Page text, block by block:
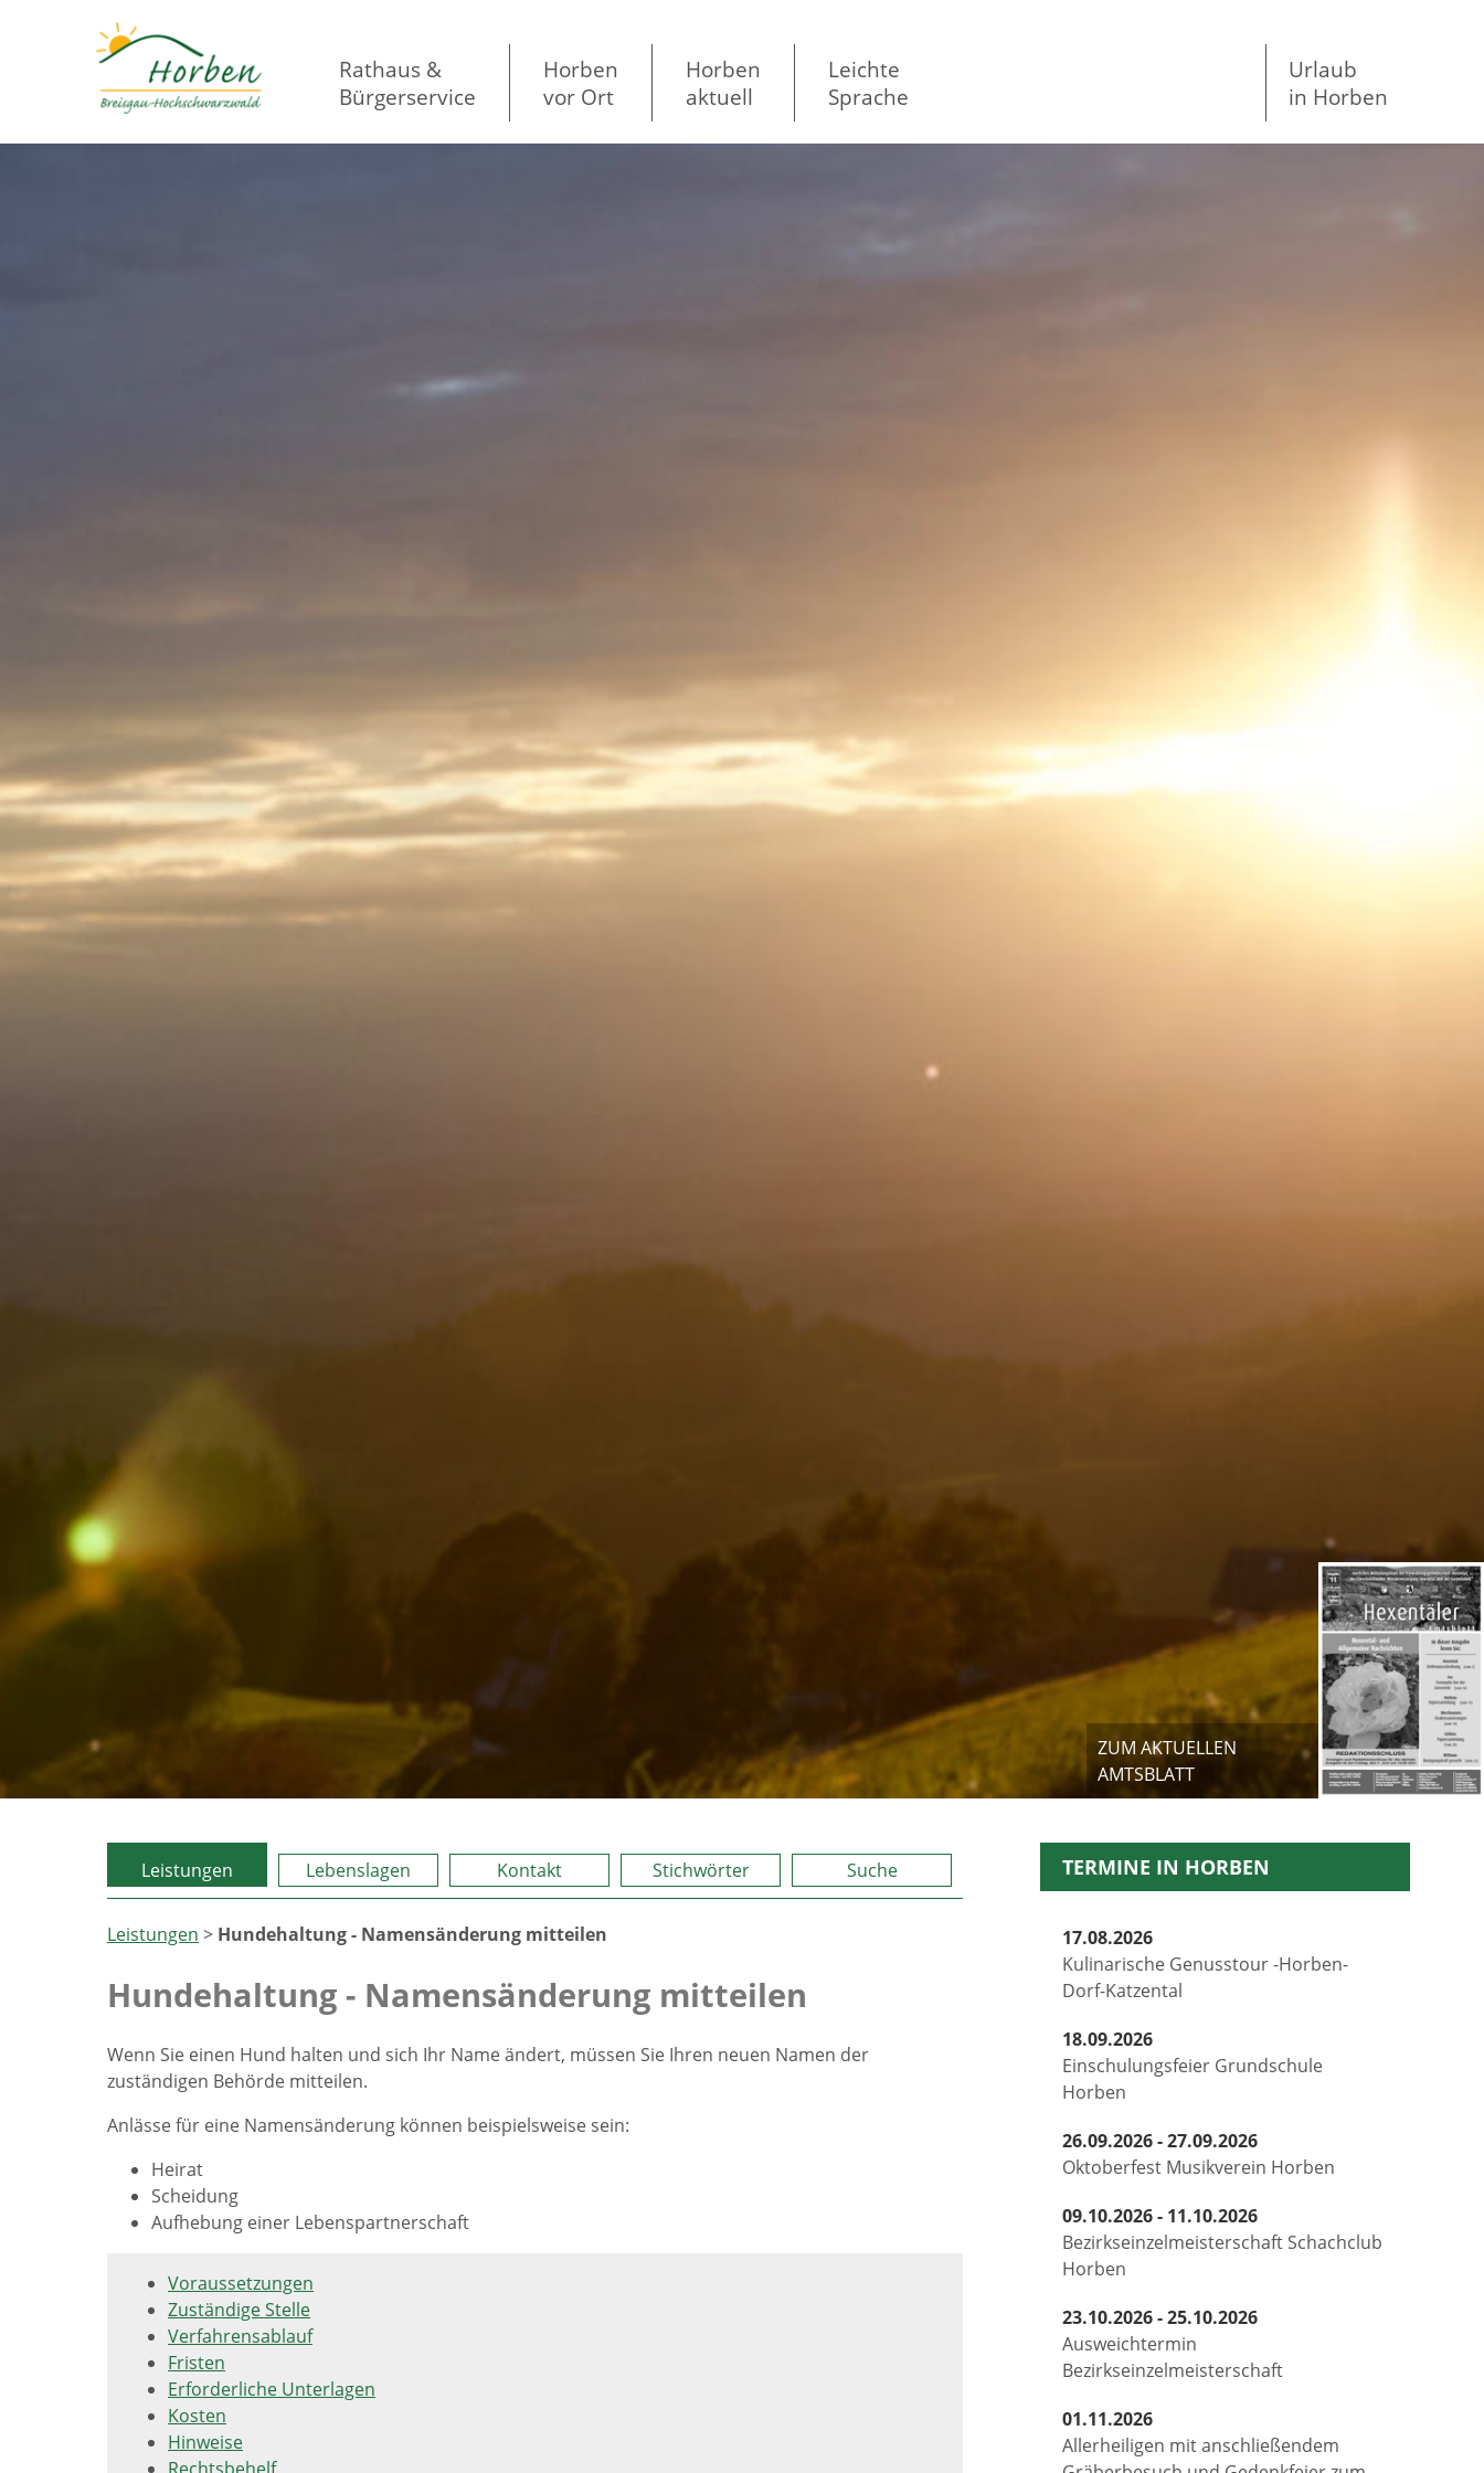
Rathaus &
Bürgerservice
Horben
vor Ort
Horben
aktuell
Leichte
Sprache
Urlaub
in Horben
ZUM AKTUELLEN
AMTSBLATT
Leistungen Lebenslagen Kontakt Stichwörter Suche
Leistungen > Hundehaltung - Namensänderung mitteilen
Hundehaltung - Namensänderung mitteilen
Wenn Sie einen Hund halten und sich Ihr Name ändert, müssen Sie Ihren neuen Namen der
zuständigen Behörde mitteilen.
Anlässe für eine Namensänderung können beispielsweise sein:
Heirat
Scheidung
Aufhebung einer Lebenspartnerschaft
Voraussetzungen
Zuständige Stelle
Verfahrensablauf
Fristen
Erforderliche Unterlagen
Kosten
Hinweise
TERMINE IN HORBEN
17.08.2026
Kulinarische Genusstour -Horben-
Dorf-Katzental
18.09.2026
Einschulungsfeier Grundschule
Horben
26.09.2026 - 27.09.2026
Oktoberfest Musikverein Horben
09.10.2026 - 11.10.2026
Bezirkseinzelmeisterschaft Schachclub
Horben
23.10.2026 - 25.10.2026
Ausweichtermin
Bezirkseinzelmeisterschaft
01.11.2026
Allerheiligen mit anschließendem